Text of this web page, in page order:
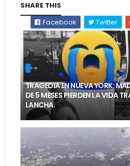
SHARE THIS
Facebook
Twitter
TRAGEDIA EN NUEVA YORK:
DE 5 MESES PIERDEN LA VIDA
LANCHA.